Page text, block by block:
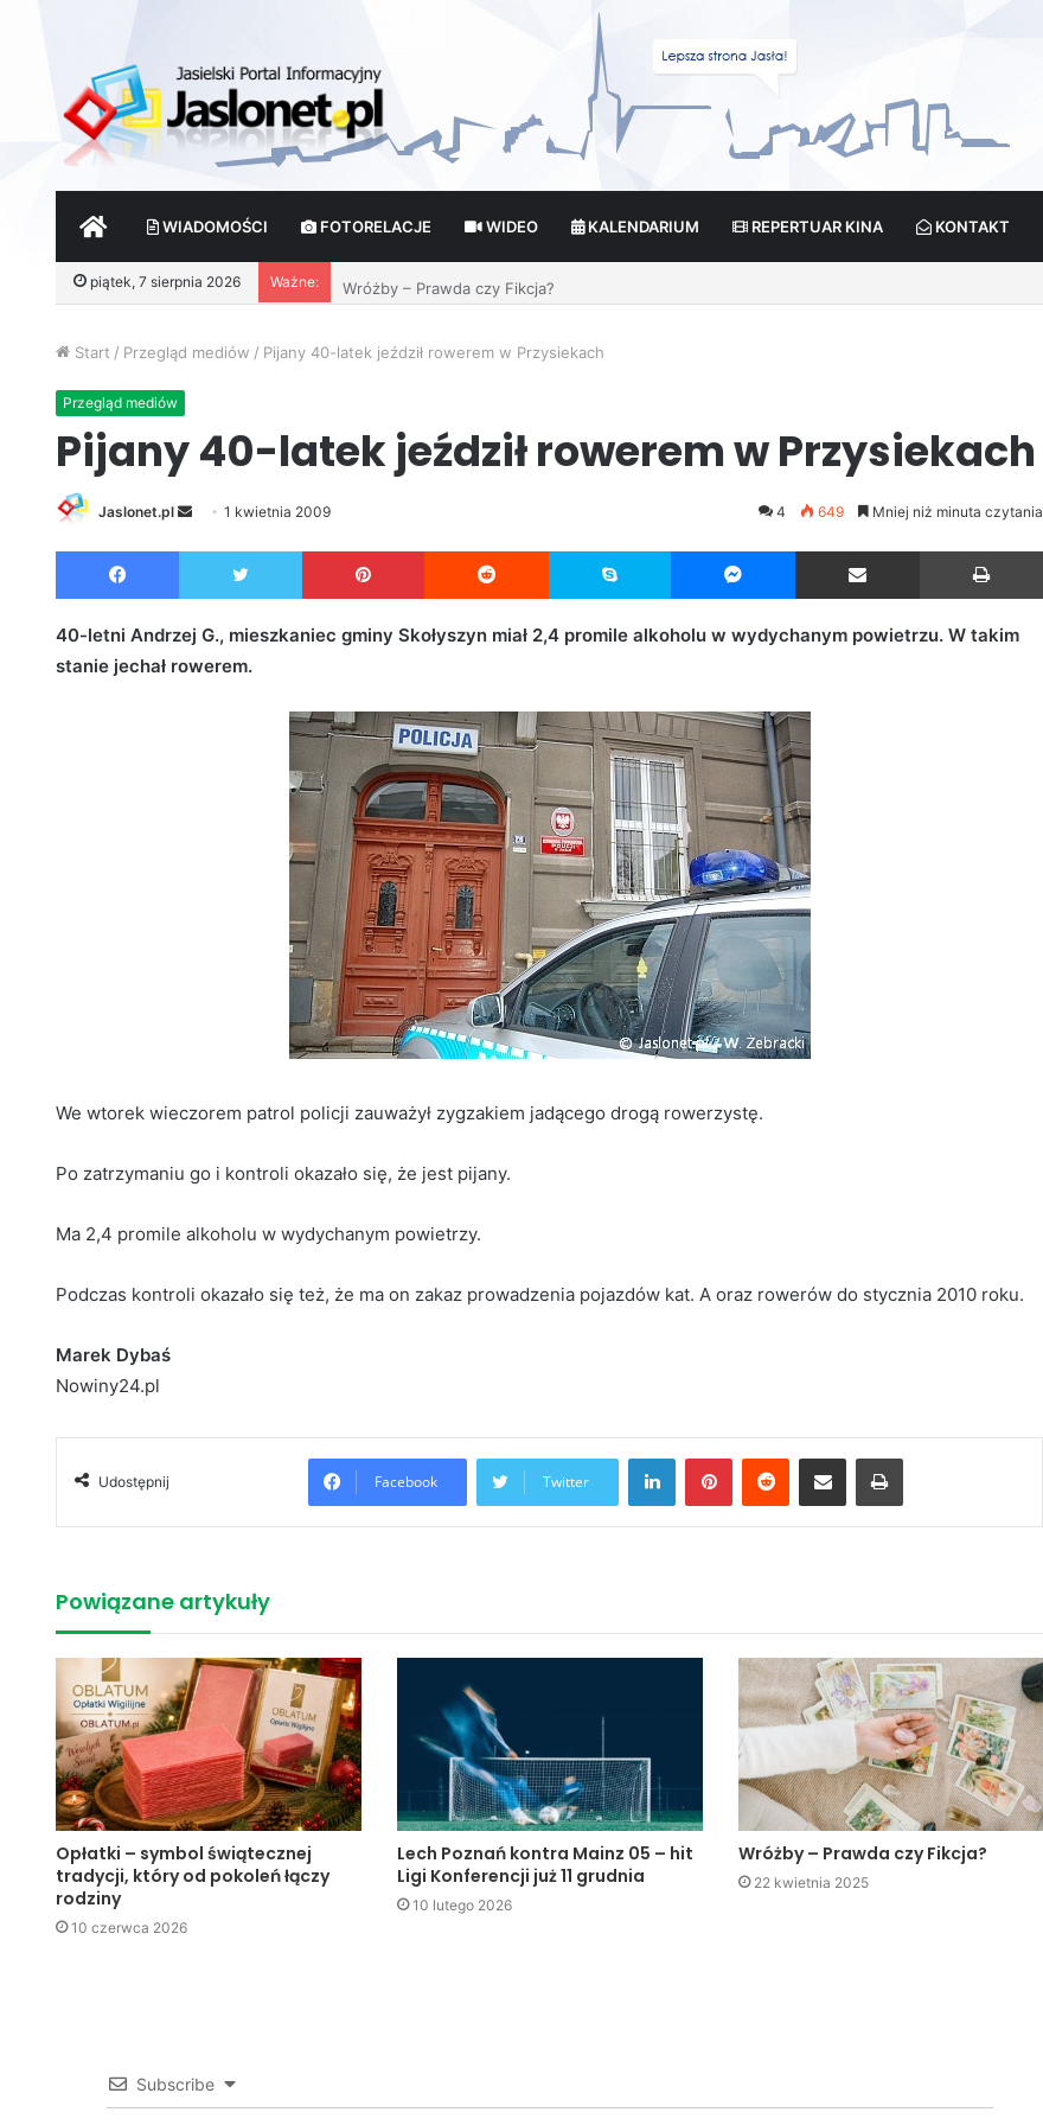
START WIADOMOŚCI FOTORELACJE WIDEO KALENDARIUM REPERTUAR KINA KONTAKT
piątek, 7 sierpnia 2026 Ważne: Wróżby – Prawda czy Fikcja?
Start / Przegląd mediów / Pijany 40-latek jeździł rowerem w Przysiekach
Przegląd mediów
Pijany 40-latek jeździł rowerem w Przysiekach
Jaslonet.pl
d
a
1 kwietnia 2009 4 649 Mniej niż minuta czytania
Facebook Twitter Pinterest Reddit Skype Messenger Udostępnij przez Email
40-letni Andrzej G., mieszkaniec gminy Skołyszyn miał 2,4 promile alkoholu w wydychanym powietrzu. W takim
stanie jechał rowerem.
We wtorek wieczorem patrol policji zauważył zygzakiem jadącego drogą rowerzystę.
Po zatrzymaniu go i kontroli okazało się, że jest pijany.
Ma 2,4 promile alkoholu w wydychanym powietrzy.
Podczas kontroli okazało się też, że ma on zakaz prowadzenia pojazdów kat. A oraz rowerów do stycznia 2010 roku.
Marek Dybaś
Nowiny24.pl
Udostępnij Facebook Twitter
LinkedIn
Powiązane artykuły
Opłatki – symbol świątecznej
tradycji, który od pokoleń łączy
rodziny
10 czerwca 2026
Lech Poznań kontra Mainz 05 – hit
Ligi Konferencji już 11 grudnia
10 lutego 2026
Wróżby – Prawda czy Fikcja?
22 kwietnia 2025
Subscribe